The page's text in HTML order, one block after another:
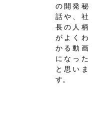
の開発秘
話や、社
長の人柄
がよくわ
かる動画
になった
と思いま
す。